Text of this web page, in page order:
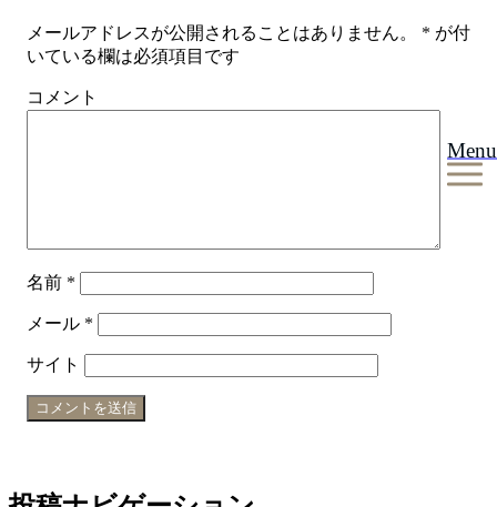
Menu
メールアドレスが公開されることはありません。 * が付
いている欄は必須項目です
コメント
名前 *
メール *
サイト